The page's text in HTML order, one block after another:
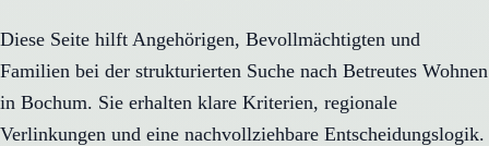
Diese Seite hilft Angehörigen, Bevollmächtigten und
Familien bei der strukturierten Suche nach Betreutes Wohnen
in Bochum. Sie erhalten klare Kriterien, regionale
Verlinkungen und eine nachvollziehbare Entscheidungslogik.